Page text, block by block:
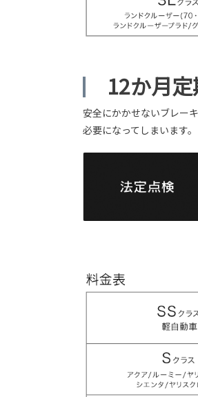
12か月
安全にかかせないブレー
必要になってしまいます。